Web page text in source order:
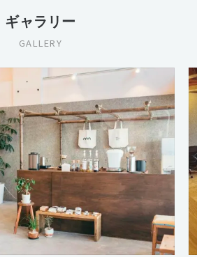
ギャラリー
GALLERY